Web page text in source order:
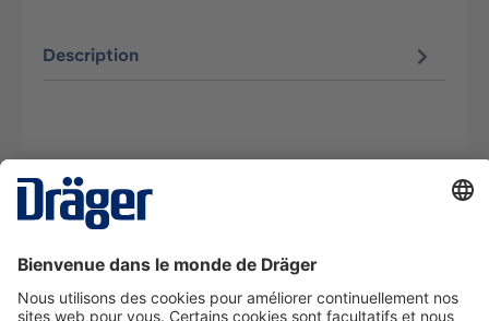
Description
La technologie